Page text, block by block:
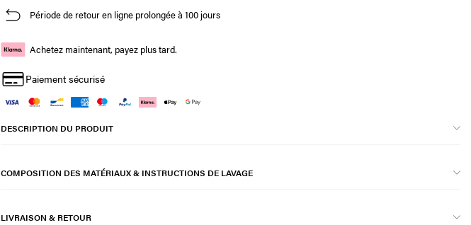
Période de retour en ligne prolongée à 100 jours
Achetez maintenant, payez plus tard.
Paiement sécurisé
DESCRIPTION DU PRODUIT
COMPOSITION DES MATÉRIAUX & INSTRUCTIONS DE LAVAGE
LIVRAISON & RETOUR